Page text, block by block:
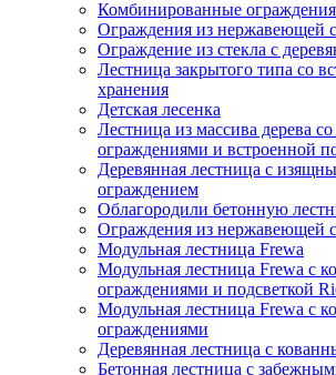
Комбинированные ограждения
Ограждения из нержавеющей
Ограждение из стекла с
Лестница закрытого типа со
хранения
Детская лесенка
Лестница из массива дерева
ограждениями и встроенной
Деревянная лестница с
ограждением
Облагородили бетонную
Ограждения из нержавеющей
Модульная лестница Frewa
Модульная лестница Frewa с
ограждениями и подсветкой
Модульная лестница Frewa с
ограждениями
Деревянная лестница с
Бетонная лестница с